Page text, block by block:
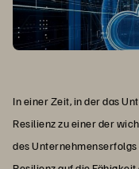
In einer Zeit, in der das
Resilienz zu einer der
des Unternehmenserfolgs